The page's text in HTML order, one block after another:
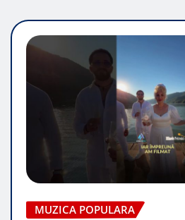
MUZICA POPULARA